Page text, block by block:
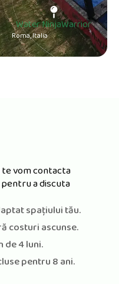
Water NinjaWarrior
Roma, Italia
vom contacta
a discuta
spațiului tău.
costuri ascunse.
de 4 luni.
pentru 8 ani.